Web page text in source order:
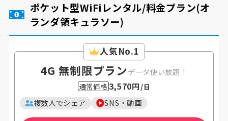
ポケット型WiFiレンタル/料金プラン(オ
ランダ領キュラソー)
人気No.1
4G 無制限プランデータ使い放題！
通常価格3,570円 /日
複数人でシェア SNS・動画